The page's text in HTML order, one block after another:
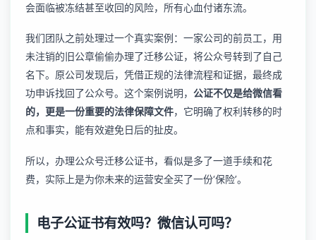
会面临被冻结甚至收回的风险，所有心血付诸东流。
我们团队之前处理过一个真实案例：一家公司的前员工，用
未注销的旧公章偷偷办理了迁移公证，将公众号转到了自己
名下。原公司发现后，凭借正规的法律流程和证据，最终成
功申诉找回了公众号。这个案例说明， 公证不仅是给微信看
的，更是一份重要的法律保障文件，它明确了权利转移的时
点和事实，能有效避免日后的扯皮。
所以，办理公众号迁移公证书，看似是多了一道手续和花
费，实际上是为你未来的运营安全买了一份‘保险’。
电子公证书有效吗？微信认可吗？